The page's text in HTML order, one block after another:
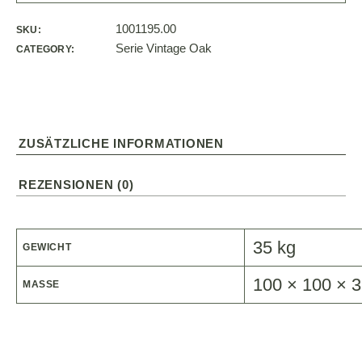
SKU: 1001195.00
CATEGORY: Serie Vintage Oak
ZUSÄTZLICHE INFORMATIONEN
REZENSIONEN (0)
GEWICHT 35 kg
MASSE 100 × 100 ×